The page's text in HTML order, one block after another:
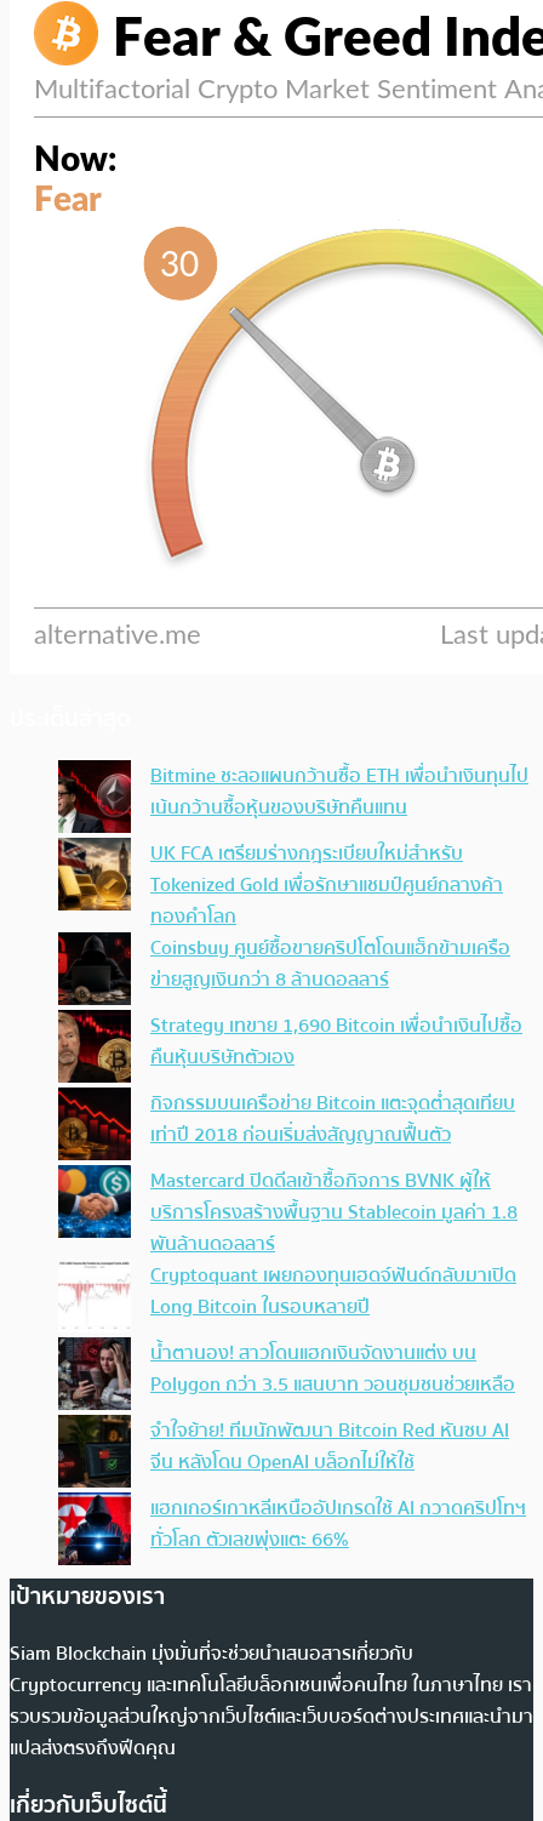
Bitmine ชะลอแผนกว้านซื้อ ETH เพื่อนำเงินทุนไป
เน้นกว้านซื้อหุ้นของบริษัทคืนแทน
UK FCA เตรียมร่างกฎระเบียบใหม่สำหรับ
Tokenized Gold เพื่อรักษาแชมป์ศูนย์กลางค้า
ทองคำโลก
Coinsbuy ศูนย์ซื้อขายคริปโตโดนแฮ็กข้ามเครือ
ข่ายสูญเงินกว่า 8 ล้านดอลลาร์
Strategy เทขาย 1,690 Bitcoin เพื่อนำเงินไปซื้อ
คืนหุ้นบริษัทตัวเอง
กิจกรรมบนเครือข่าย Bitcoin แตะจุดต่ำสุดเทียบ
เท่าปี 2018 ก่อนเริ่มส่งสัญญาณฟื้นตัว
Mastercard ปิดดีลเข้าซื้อกิจการ BVNK ผู้ให้
บริการโครงสร้างพื้นฐาน Stablecoin มูลค่า 1.8
พันล้านดอลลาร์
Cryptoquant เผยกองทุนเฮดจ์ฟันด์กลับมาเปิด
Long Bitcoin ในรอบหลายปี
น้ำตานอง! สาวโดนแฮกเงินจัดงานแต่ง บน
Polygon กว่า 3.5 แสนบาท วอนชุมชนช่วยเหลือ
จำใจย้าย! ทีมนักพัฒนา Bitcoin Red หันซบ AI
จีน หลังโดน OpenAI บล็อกไม่ให้ใช้
แฮกเกอร์เกาหลีเหนืออัปเกรดใช้ AI กวาดคริปโทฯ
ทั่วโลก ตัวเลขพุ่งแตะ 66%
เป้าหมายของเรา
Siam Blockchain มุ่งมั่นที่จะช่วยนำเสนอสารเกี่ยวกับ
Cryptocurrency และเทคโนโลยีบล็อกเชนเพื่อคนไทย ในภาษาไทย เรา
รวบรวมข้อมูลส่วนใหญ่จากเว็บไซต์และเว็บบอร์ดต่างประเทศและนำมา
แปลส่งตรงถึงฟีดคุณ
เกี่ยวกับเว็บไซต์นี้